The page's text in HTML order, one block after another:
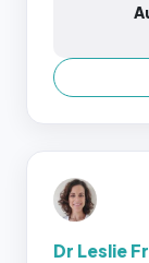
Dr Leslie